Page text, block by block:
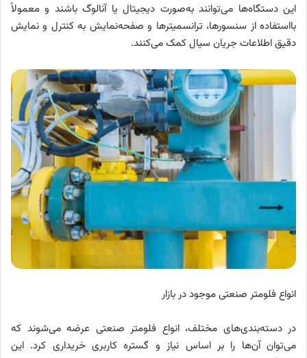
این دستگاه‌ها می‌توانند به‌صورت دیجیتال یا آنالوگ باشند و معمولاً
بااستفاده از سنسورها، ترانسمیترها و صفحه‌نمایش به کنترل و نمایش
دقیق اطلاعات جریان سیال کمک می‌کنند.
انواع فلومتر صنعتی موجود در بازار
در دسته‌بندی‌های مختلف، انواع فلومتر صنعتی عرضه می‌شوند که
می‌توان آن‌ها را بر اساس نیاز و گستره کاربری خریداری کرد. این